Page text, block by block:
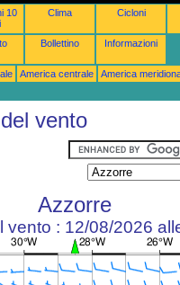
10
Clima Cicloni
Bollettino Informazioni
America centrale
America
vento
Azzorre
vento : 12/08/2026